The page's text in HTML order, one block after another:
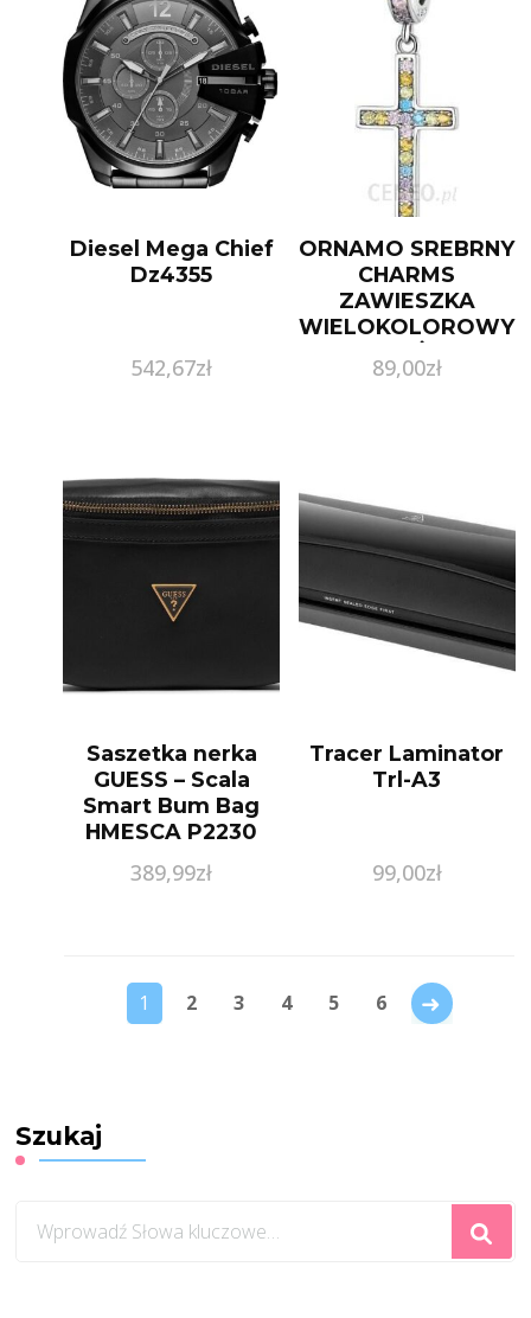
Diesel Mega Chief
Dz4355
542,67zł
ORNAMO SREBRNY
CHARMS
ZAWIESZKA
WIELOKOLOROWY
ORSCC2156
89,00zł
Saszetka nerka
GUESS – Scala
Smart Bum Bag
HMESCA P2230
389,99zł
Tracer Laminator
Trl-A3
99,00zł
1 2 3 4 5 6
Szukaj
czegoś?